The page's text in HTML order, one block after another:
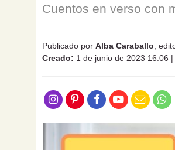
Cuentos en verso con
Publicado por Alba Caraballo ,
Creado: 1 de junio de 2023 16:06 |